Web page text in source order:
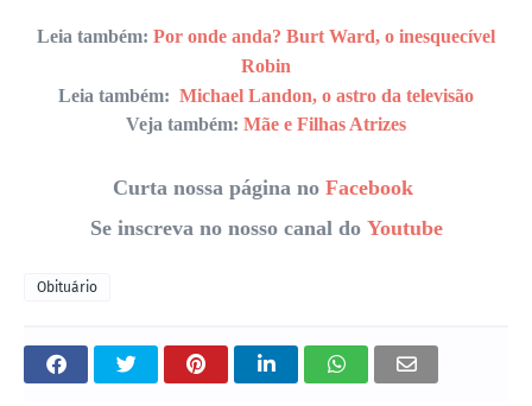
Leia também: Por onde anda? Burt Ward, o inesquecível
Robin
Leia também: Michael Landon, o astro da televisão
Veja também: Mãe e Filhas Atrizes
Curta nossa página no Facebook
Se inscreva no nosso canal do Youtube
Obituário